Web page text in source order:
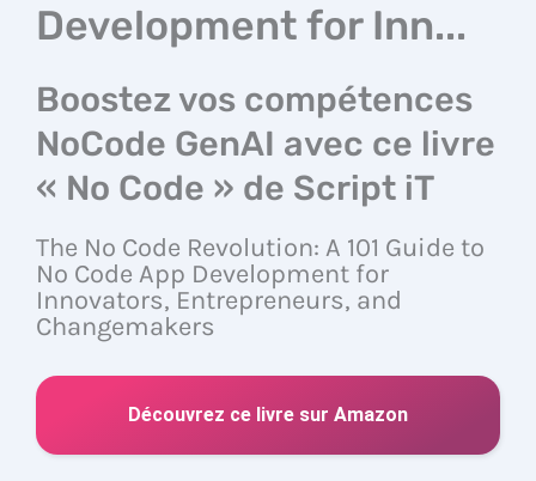
Development for Inn...
Boostez vos compétences
NoCode GenAI avec ce livre
« No Code » de Script iT
The No Code Revolution: A 101 Guide to
No Code App Development for
Innovators, Entrepreneurs, and
Changemakers
Découvrez ce livre sur Amazon